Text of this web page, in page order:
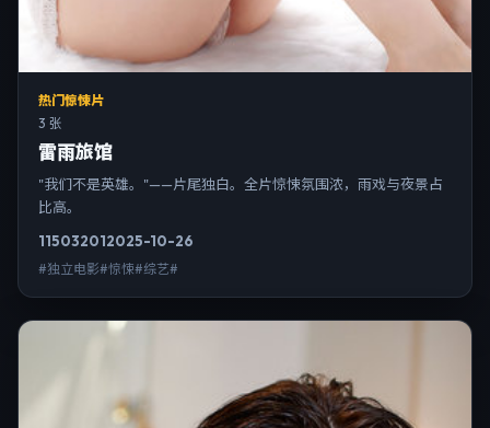
热门惊悚片
3 张
雷雨旅馆
"我们不是英雄。"——片尾独白。全片惊悚氛围浓，雨戏与夜景占
比高。
115032012025-10-26
#独立电影#惊悚#综艺#